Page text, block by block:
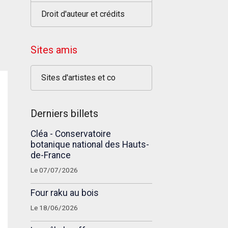
Droit d'auteur et crédits
Sites amis
Sites d'artistes et co
Derniers billets
Cléa - Conservatoire
botanique national des Hauts-
de-France
Le 07/07/2026
Four raku au bois
Le 18/06/2026